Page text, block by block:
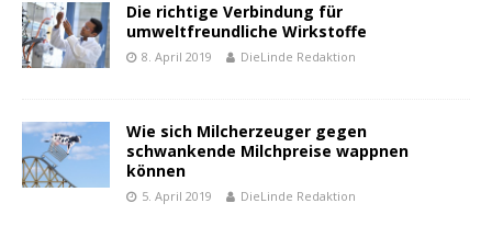
Die richtige Verbindung für
umweltfreundliche Wirkstoffe
8. April 2019 DieLinde Redaktion
Wie sich Milcherzeuger gegen
schwankende Milchpreise wappnen
können
5. April 2019 DieLinde Redaktion